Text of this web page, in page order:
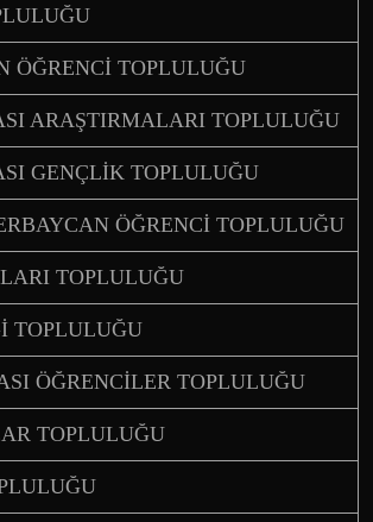
ÖĞRENCİ TOPLULUĞU
ARAŞTIRMALARI TOPLULUĞU
GENÇLİK TOPLULUĞU
ÖĞRENCİ TOPLULUĞU
TOPLULUĞU
TOPLULUĞU
ÖĞRENCİLER TOPLULUĞU
TOPLULUĞU